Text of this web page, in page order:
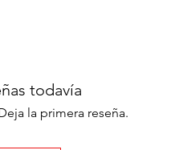
todavía
la primera reseña.